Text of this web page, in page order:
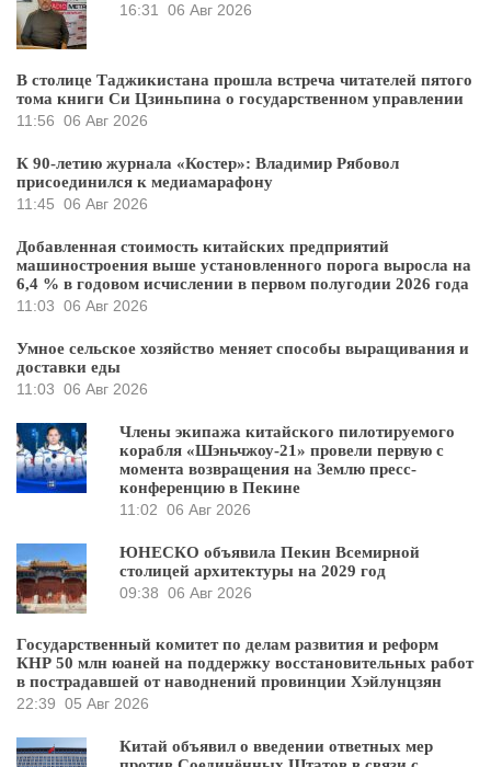
16:31
06 Авг 2026
В столице Таджикистана прошла встреча читателей пятого
тома книги Си Цзиньпина о государственном управлении
11:56 06 Авг 2026
К 90-летию журнала «Костер»: Владимир Рябовол
присоединился к медиамарафону
11:45 06 Авг 2026
Добавленная стоимость китайских предприятий
машиностроения выше установленного порога выросла на
6,4 % в годовом исчислении в первом полугодии 2026 года
11:03 06 Авг 2026
Умное сельское хозяйство меняет способы выращивания и
доставки еды
11:03 06 Авг 2026
Члены экипажа китайского пилотируемого
корабля «Шэньчжоу-21» провели первую с
момента возвращения на Землю пресс-
конференцию в Пекине
11:02 06 Авг 2026
ЮНЕСКО объявила Пекин Всемирной
столицей архитектуры на 2029 год
09:38 06 Авг 2026
Государственный комитет по делам развития и реформ
КНР 50 млн юаней на поддержку восстановительных работ
в пострадавшей от наводнений провинции Хэйлунцзян
22:39 05 Авг 2026
Китай объявил о введении ответных мер